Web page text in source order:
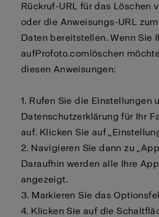
Rückruf-URL für das Löschen
oder die Anweisungs-URL
Daten bereitstellen. Wenn Sie
aufProfoto.comlöschen
diesen Anweisungen:
1. Rufen Sie die Einstellungen
Datenschutzerklärung für Ihr
auf. Klicken Sie auf
2. Navigieren Sie dann zu
Daraufhin werden alle Ihre
angezeigt.
3. Markieren Sie das
4. Klicken Sie auf die